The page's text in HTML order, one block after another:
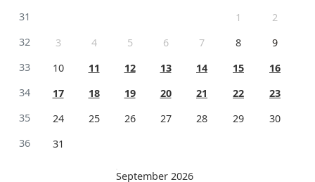
31
1
2
32
3 4 5 6 7 8
9
33
10 11 12 13 14 15
16
34
17 18 19 20 21 22
23
35
24 25 26 27 28 29
30
36
31
September 2026